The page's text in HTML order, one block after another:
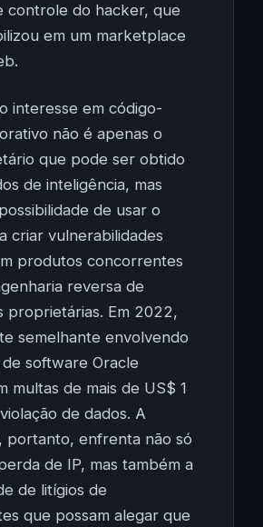
controle do hacker, que
em um marketplace
interesse em código-
não é apenas o
que pode ser obtido
de inteligência, mas
de usar o
criar vulnerabilidades
produtos concorrentes
reversa de
proprietárias. Em 2022,
semelhante envolvendo
software Oracle
multas de mais de US$ 1
de dados. A
portanto, enfrenta não só
de IP, mas também a
de litígios de
que possam alegar que